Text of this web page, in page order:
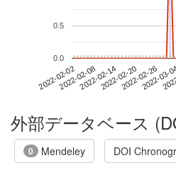
2022-02-022022-02-082022-02-142022-02-202022-02-26
2022-03-
0.0
0.5
外部データベース
0 Mendeley DOI